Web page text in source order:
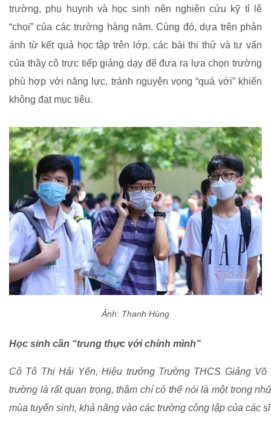
trường, phụ huynh và học sinh nên nghiên cứu kỹ tỉ lệ
“chọi” của các trường hàng năm. Cùng đó, dựa trên phản
ánh từ kết quả học tập trên lớp, các bài thi thử và tư vấn
của thầy cô trực tiếp giảng dạy để đưa ra lựa chọn trường
phù hợp với năng lực, tránh nguyện vọng “quá với” khiến
không đạt mục tiêu.
Ảnh: Thanh Hùng
Học sinh cần “trung thực với chính mình”
Cô Tô Thị Hải Yến, Hiệu trưởng Trường THCS Giảng
trường là rất quan trọng, thậm chí có thể nói là một trong
mùa tuyển sinh, khả năng vào các trường công lập của các